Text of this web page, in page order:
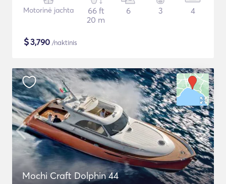
Motorinė jachta
66 ft
20 m
6 3 4
$3,790 /naktinis
Mochi Craft Dolphin 44